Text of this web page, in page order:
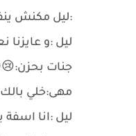
:ليل مكنش
ليل :و
جنات
مهى:خلي بالك
ليل :انا